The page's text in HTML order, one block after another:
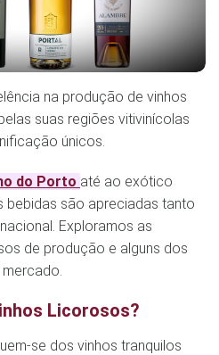
na produção de vinhos
suas regiões vitivinícolas
únicos.
do Porto até ao exótico
bebidas são apreciadas tanto
Exploramos as
de produção e alguns dos
Licorosos?
se dos vinhos tranquilos